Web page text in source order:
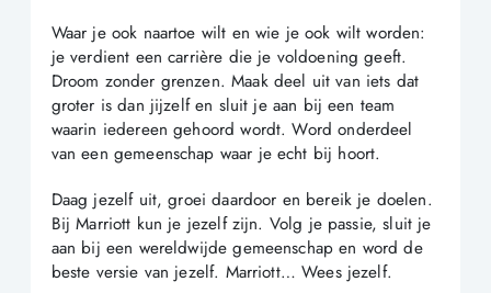
Waar je ook naartoe wilt en wie je ook wilt worden:
je verdient een carrière die je voldoening geeft.
Droom zonder grenzen. Maak deel uit van iets dat
groter is dan jijzelf en sluit je aan bij een team
waarin iedereen gehoord wordt. Word onderdeel
van een gemeenschap waar je echt bij hoort.
Daag jezelf uit, groei daardoor en bereik je doelen.
Bij Marriott kun je jezelf zijn. Volg je passie, sluit je
aan bij een wereldwijde gemeenschap en word de
beste versie van jezelf. Marriott… Wees jezelf.